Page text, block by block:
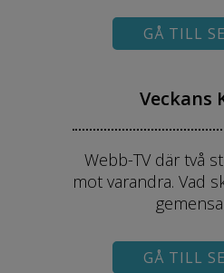
GÅ TILL
Veckans
Webb-TV där två
mot varandra. Vad
GÅ TILL